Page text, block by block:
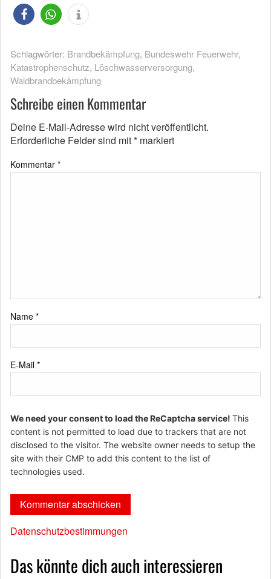
Schlagwörter: Brandbekämpfung, Bundeswehr Feuerwehr,
Katastrophenschutz, Löschwasserversorgung,
Waldbrandbekämpfung
Schreibe einen Kommentar
Deine E-Mail-Adresse wird nicht veröffentlicht.
Erforderliche Felder sind mit* markiert
Kommentar *
Name *
E-Mail *
We need your consent to load the ReCaptcha service! This
content is not permitted to load due to trackers that are not
disclosed to the visitor. The website owner needs to setup the
site with their CMP to add this content to the list of
technologies used.
Datenschutzbestimmungen
Das könnte dich auch interessieren